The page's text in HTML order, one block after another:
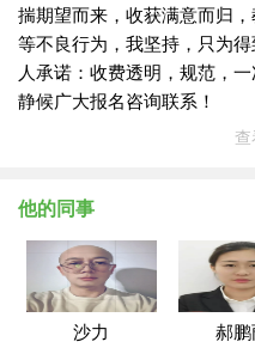
揣期望而来，收获满意而归
等不良行为，我坚持，只为
人承诺：收费透明，规范，
静候广大报名咨询联系！
查
他的同事
沙力
郝鹏